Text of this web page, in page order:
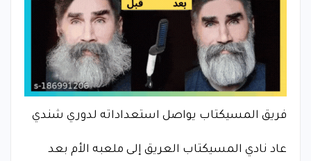
فريق المسيكتاب يواصل استعداداته لدوري شندي
عاد نادي المسيكتاب العريق إلى ملعبه الأم بعد